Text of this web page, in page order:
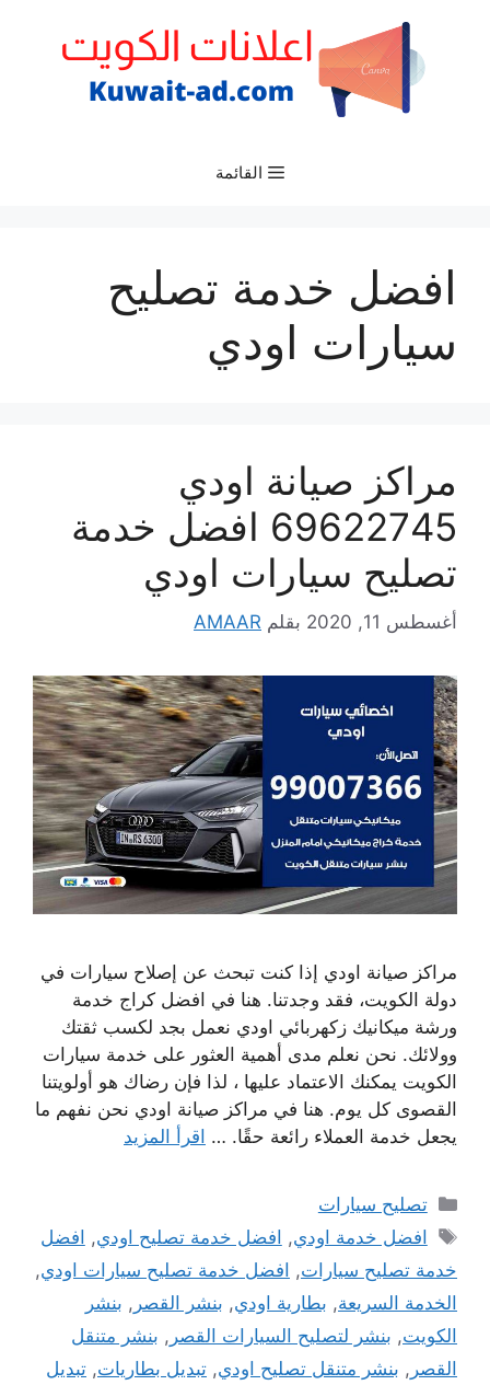
القائمة
افضل خدمة تصليح
سيارات اودي
مراكز صيانة اودي
69622745 افضل خدمة
تصليح سيارات اودي
أغسطس 11, 2020 بقلم AMAAR
مراكز صيانة اودي إذا كنت تبحث عن إصلاح سيارات في
دولة الكويت، فقد وجدتنا. هنا في افضل كراج خدمة
ورشة ميكانيك زكهربائي اودي نعمل بجد لكسب ثقتك
وولائك. نحن نعلم مدى أهمية العثور على خدمة سيارات
الكويت يمكنك الاعتماد عليها ، لذا فإن رضاك ​​هو أولويتنا
القصوى كل يوم. هنا في مراكز صيانة اودي نحن نفهم ما
يجعل خدمة العملاء رائعة حقًا. … اقرأ المزيد
التصنيفات
تصليح سيارات
الوسوم
افضل خدمة اودي, افضل خدمة تصليح اودي, افضل
خدمة تصليح سيارات, افضل خدمة تصليح سيارات اودي,
الخدمة السريعة, بطارية اودي, بنشر القصر , بنشر
الكويت, بنشر لتصليح السيارات القصر , بنشر متنقل
القصر , بنشر متنقل تصليح اودي, تبديل بطاريات, تبديل